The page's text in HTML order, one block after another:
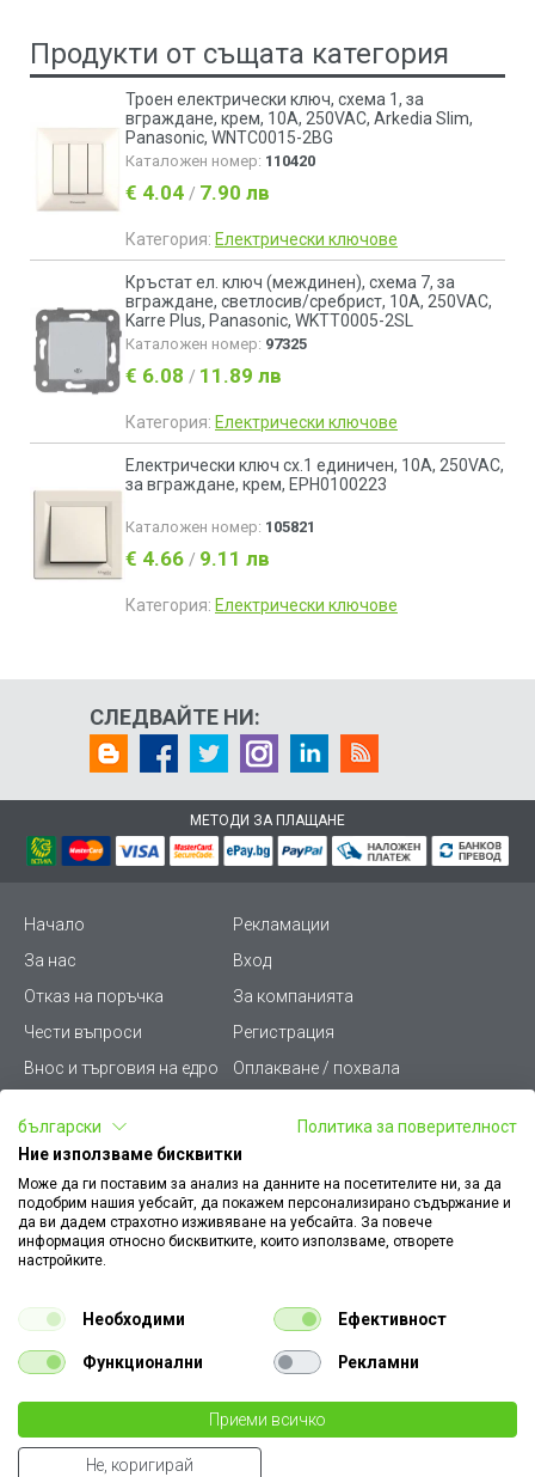
€ 8.71
Продукти от същата категория
Троен електрически ключ, схема 1, за
вграждане, крем, 10А, 250VAC, Arkedia Slim,
Panasonic, WNTC0015-2BG
Каталожен номер: 110420
€ 4.04 / 7.90 лв
Категория: Електрически ключове
Кръстат ел. ключ (междинен), схема 7, за
вграждане, светлосив/сребрист, 10A, 250VAC,
Karre Plus, Panasonic, WKTT0005-2SL
Каталожен номер: 97325
€ 6.08 / 11.89 лв
Категория: Електрически ключове
Електрически ключ сх.1 единичен, 10A, 250VAC,
за вграждане, крем, EPH0100223
Каталожен номер: 105821
€ 4.66 / 9.11 лв
Категория: Електрически ключове
СЛЕДВАЙТЕ НИ:
МЕТОДИ ЗА ПЛАЩАНЕ
Начало
Рекламации
За нас
Вход
Отказ на поръчка
За компанията
Чести въпроси
Регистрация
Внос и търговия на едро
Оплакване / похвала
Условия за ползване
Стани дистрибутор
Карта на сайта
Кариери
Как да намеря документ
към поръчка
Платформа за AРС
Конфигуратор за ел.
ключове и контакти
Уважаеми Клиенти, моля да имате предвид, че всички изображения на
нашия сайт са илюстративни,
те могат да се различават от действителния изглед на продукта без това да
променя неговите технически характеристики по някакъв начин.
български
Политика за поверителност
Ние използваме бисквитки
Може да ги поставим за анализ на данните на посетителите ни, за да
подобрим нашия уебсайт, да покажем персонализирано съдържание и
да ви дадем страхотно изживяване на уебсайта. За повече
информация относно бисквитките, които използваме, отворете
настройките.
Необходими Ефективност
Функционални Рекламни
Приеми всичко
Не, коригирай